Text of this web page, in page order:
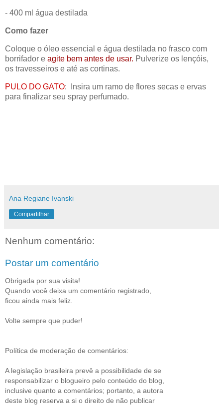
- 400 ml água destilada
Como fazer
Coloque o óleo essencial e água destilada no frasco com
borrifador e agite bem antes de usar. Pulverize os lençóis,
os travesseiros e até as cortinas.
PULO DO GATO: Insira um ramo de flores secas e ervas
para finalizar seu spray perfumado.
Ana Regiane Ivanski
Compartilhar
Nenhum comentário:
Postar um comentário
Obrigada por sua visita!
Quando você deixa um comentário registrado,
ficou ainda mais feliz.
Volte sempre que puder!
Política de moderação de comentários:
A legislação brasileira prevê a possibilidade de se
responsabilizar o blogueiro pelo conteúdo do blog,
inclusive quanto a comentários; portanto, a autora
deste blog reserva a si o direito de não publicar